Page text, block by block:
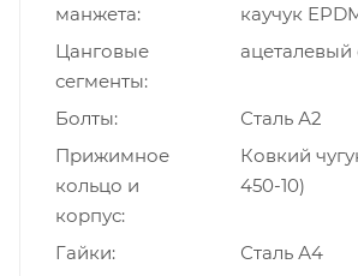
манжета
каучук
Цанговые
сегменты
Болты
Сталь А2
Прижимное
кольцо и
корпус
Ковкий
450-10)
Гайки
Сталь А4